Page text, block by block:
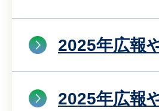
2025年広報
2025年広報